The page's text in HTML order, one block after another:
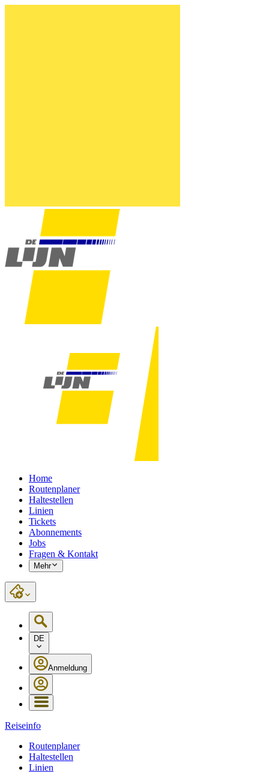
Home
Routenplaner
Haltestellen
Linien
Tickets
Abonnements
Jobs
Fragen & Kontakt
Mehr
DE
Anmeldung
Reiseinfo
Routenplaner
Haltestellen
Linien